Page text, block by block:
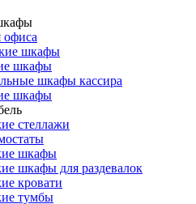
шкафы
шкафы
шкафы кассира
шкафы
стеллажи
шкафы
шкафы для раздевалок
кровати
тумбы